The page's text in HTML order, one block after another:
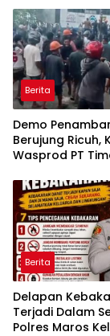
Berita
Demo
Berujung Ricuh,
Wasprod PT
Berita
Delapan
Terjadi Dalam
Polres Maros